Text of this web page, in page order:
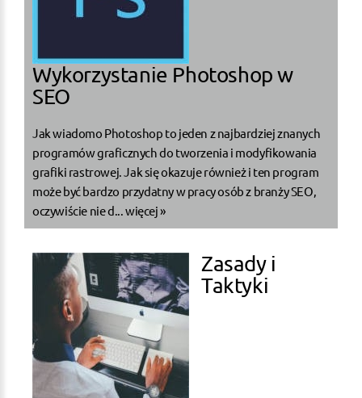
Wykorzystanie Photoshop w
SEO
Jak wiadomo Photoshop to jeden z najbardziej znanych
programów graficznych do tworzenia i modyfikowania
grafiki rastrowej. Jak się okazuje również i ten program
może być bardzo przydatny w pracy osób z branży SEO,
oczywiście nie d... więcej »
Zasady i
Taktyki